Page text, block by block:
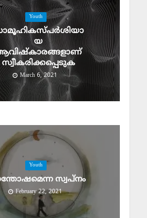
Youth
യ
സ്വീകരിക്കപ്പെടുക
March 6, 2021
Youth
സ്വപ്‌നം
February 22, 2021